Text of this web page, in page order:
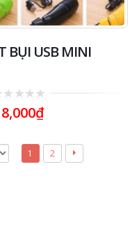
BỤI USB MINI
₫
1 2